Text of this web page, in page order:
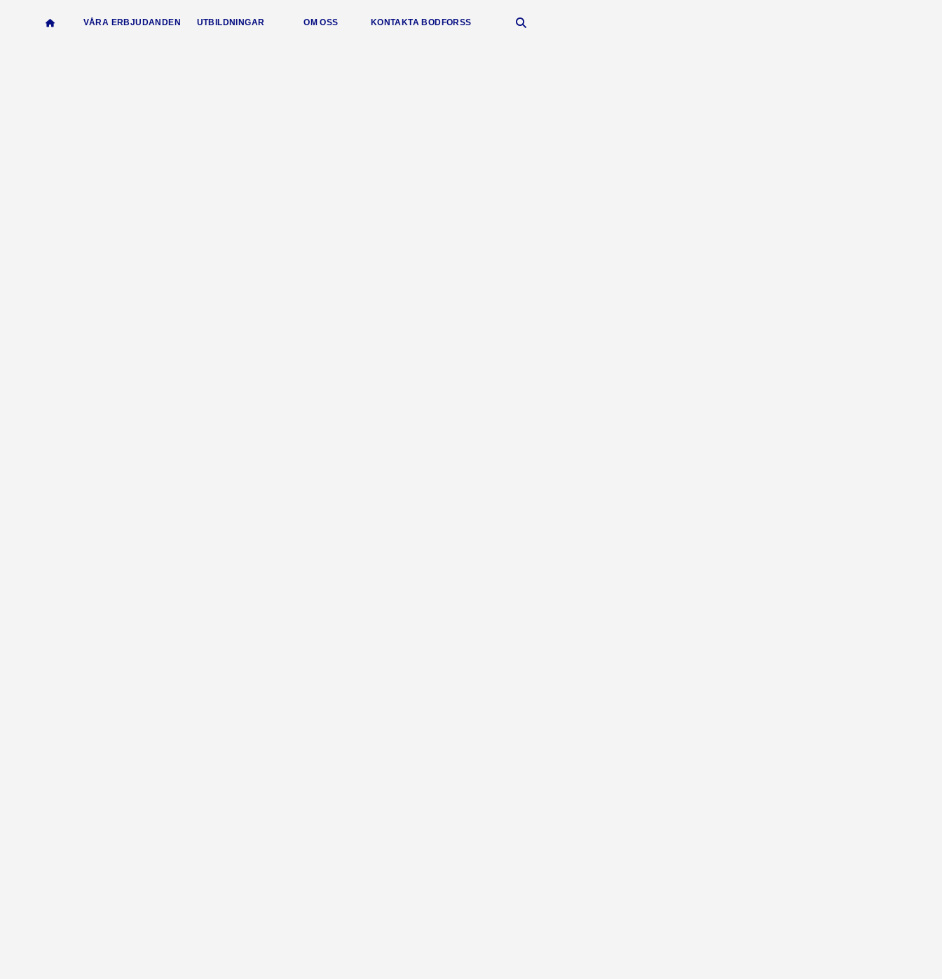
VÅRA ERBJUDANDEN UTBILDNINGAR OM OSS KONTAKTA BODFORSS